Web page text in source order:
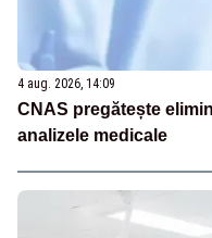
4 aug. 2026, 14:09
CNAS pregătește
analizele medicale